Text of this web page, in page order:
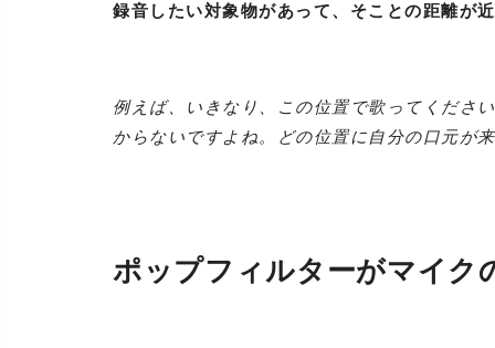
録音したい対象物があって、そことの距離が
例えば、いきなり、この位置で歌ってくださ
からないですよね。どの位置に自分の口元が
ポップフィルターがマイク